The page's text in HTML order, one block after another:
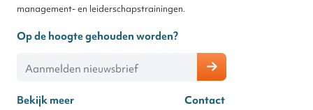
Bekijk meer Contact
management- en leiderschapstrainingen.
Op de hoogte gehouden worden?